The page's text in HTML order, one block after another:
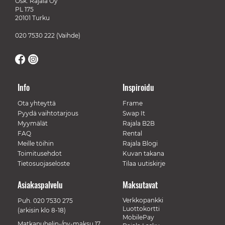
PL 175
20101 Turku
020 7530 222 (Vaihde)
Info
Ota yhteyttä
Pyydä vaihtotarjous
Myymälät
FAQ
Meille töihin
Toimitusehdot
Tietosuojaseloste
Inspiroidu
Frame
Swap It
Rajala B2B
Rental
Rajala Blogi
Kuvan takana
Tilaa uutiskirje
Maksutavat
Verkkopankki
Luottokortti
MobilePay
Asiakaspalvelu
Puh. 020 7530 275
(arkisin klo 8-18)